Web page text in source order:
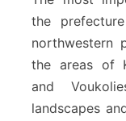
the
northwestern
the areas of
and
landscapes